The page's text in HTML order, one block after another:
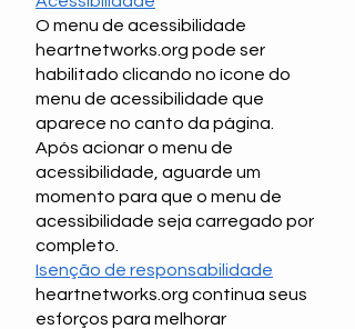
O menu de acessibilidade
heartnetworks.org pode ser
habilitado clicando no ícone do
menu de acessibilidade que
aparece no canto da página.
Após acionar o menu de
acessibilidade, aguarde um
momento para que o menu de
acessibilidade seja carregado por
completo.
Isenção de responsabilidade
heartnetworks.org continua seus
esforços para melhorar